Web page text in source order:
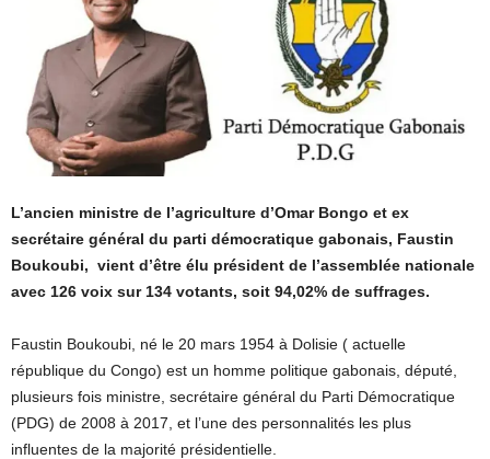
L’ancien ministre de l’agriculture d’Omar Bongo et ex
secrétaire général du parti démocratique gabonais, Faustin
Boukoubi, vient d’être élu président de l’assemblée nationale
avec 126 voix sur 134 votants, soit 94,02% de suffrages.
Faustin Boukoubi, né le 20 mars 1954 à Dolisie ( actuelle
république du Congo) est un homme politique gabonais, député,
plusieurs fois ministre, secrétaire général du Parti Démocratique
(PDG) de 2008 à 2017, et l’une des personnalités les plus
influentes de la majorité présidentielle.